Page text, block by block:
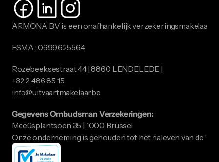
ARMONA BV is een onafhankelijk verzekeringsmakelaar.
FSMA : 0699.625.564
Rozebeeksestraat 44 | 8860 LENDELEDE |
​​​​​​​+32 2 486 85 15
info@uitvaartmakelaar.be
Gegevens Ombudsman Verzekeringen:
Meeûsplantsoen 35 | 1000 Brussel
Onze onderneming is gehouden tot het naleven van de